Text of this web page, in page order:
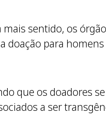
sentido, os
para
que os doadores
a ser